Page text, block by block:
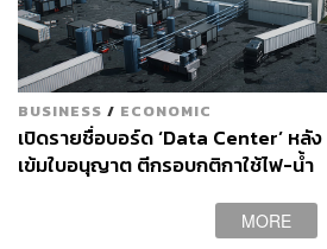
BUSINESS / ECONOMIC
เปิดรายชื่อบอร์ด ‘Data Center’ หลั
เข้มใบอนุญาต ตีกรอบกติกาใช้ไฟ-น้ำ
MORE